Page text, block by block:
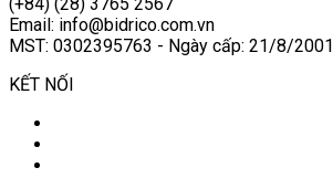
Email: info@bidrico.com.vn
MST: 0302395763 - Ngày cấp: 21/8/2001
KẾT NỐI